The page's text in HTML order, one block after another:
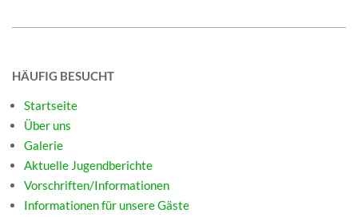
11
HÄUFIG BESUCHT
Startseite
Über uns
Galerie
Aktuelle Jugendberichte
Vorschriften/Informationen
Informationen für unsere Gäste